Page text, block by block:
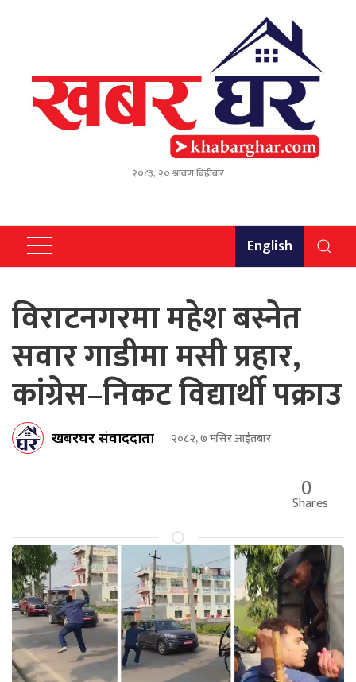
२०८३, २० श्रावण बिहीबार
English
विराटनगरमा महेश बस्नेत
सवार गाडीमा मसी प्रहार,
कांग्रेस–निकट विद्यार्थी पक्राउ
खबरघर संवाददाता २०८२, ७ मंसिर आईतबार
0
Shares